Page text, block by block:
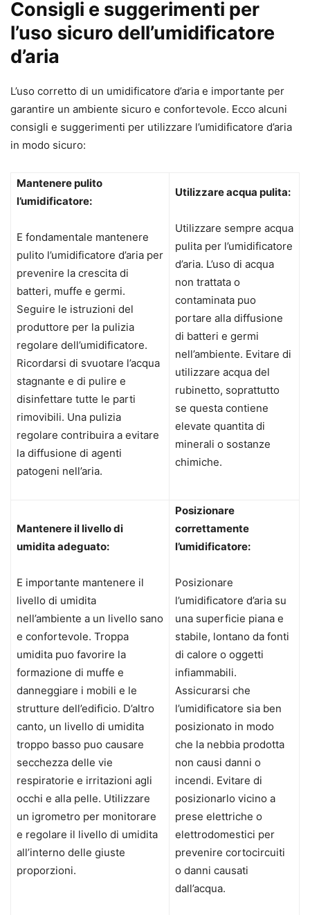
Consigli e suggerimenti per
l’uso sicuro dell’umidificatore
d’aria
L’uso corretto di un umidificatore d’aria e importante per
garantire un ambiente sicuro e confortevole. Ecco alcuni
consigli e suggerimenti per utilizzare l’umidificatore d’aria
in modo sicuro:
Mantenere pulito
l’umidificatore:
E fondamentale mantenere
pulito l’umidificatore d’aria per
prevenire la crescita di
batteri, muffe e germi.
Seguire le istruzioni del
produttore per la pulizia
regolare dell’umidificatore.
Ricordarsi di svuotare l’acqua
stagnante e di pulire e
disinfettare tutte le parti
rimovibili. Una pulizia
regolare contribuira a evitare
la diffusione di agenti
patogeni nell’aria.
Utilizzare acqua pulita:
Utilizzare sempre acqua
pulita per l’umidificatore
d’aria. L’uso di acqua
non trattata o
contaminata puo
portare alla diffusione
di batteri e germi
nell’ambiente. Evitare di
utilizzare acqua del
rubinetto, soprattutto
se questa contiene
elevate quantita di
minerali o sostanze
chimiche.
Mantenere il livello di
umidita adeguato:
E importante mantenere il
livello di umidita
nell’ambiente a un livello sano
e confortevole. Troppa
umidita puo favorire la
formazione di muffe e
danneggiare i mobili e le
strutture dell’edificio. D’altro
canto, un livello di umidita
troppo basso puo causare
secchezza delle vie
respiratorie e irritazioni agli
occhi e alla pelle. Utilizzare
un igrometro per monitorare
e regolare il livello di umidita
all’interno delle giuste
proporzioni.
Posizionare
correttamente
l’umidificatore:
Posizionare
l’umidificatore d’aria su
una superficie piana e
stabile, lontano da fonti
di calore o oggetti
infiammabili.
Assicurarsi che
l’umidificatore sia ben
posizionato in modo
che la nebbia prodotta
non causi danni o
incendi. Evitare di
posizionarlo vicino a
prese elettriche o
elettrodomestici per
prevenire cortocircuiti
o danni causati
dall’acqua.